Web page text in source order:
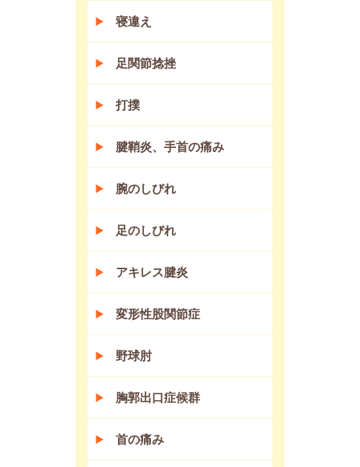
寝違え
足関節捻挫
打撲
腱鞘炎、手首の痛み
腕のしびれ
足のしびれ
アキレス腱炎
変形性股関節症
野球肘
胸郭出口症候群
首の痛み